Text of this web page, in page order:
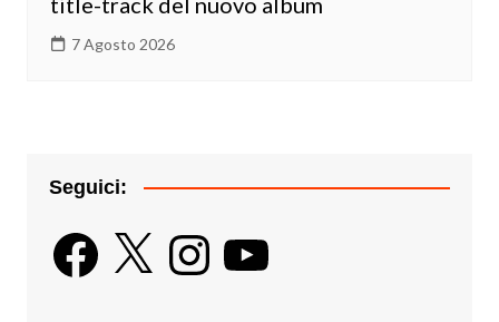
7 Agosto 2026
Seguici:
Facebook
X InstagramYouTube